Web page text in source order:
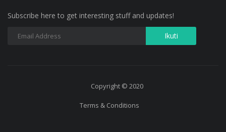
Subscribe here to get interesting stuff and updates!
Copyright © 2020
Terms & Conditions